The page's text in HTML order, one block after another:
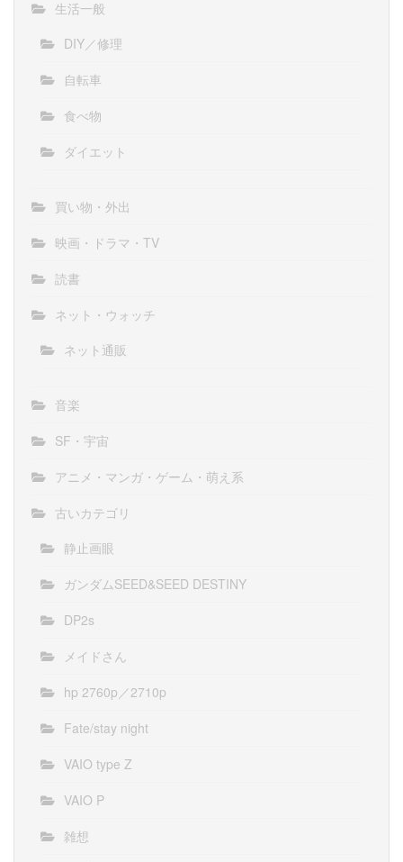
生活一般
DIY／修理
自転車
食べ物
ダイエット
買い物・外出
映画・ドラマ・TV
読書
ネット・ウォッチ
ネット通販
音楽
SF・宇宙
アニメ・マンガ・ゲーム・萌え系
古いカテゴリ
静止画眼
ガンダムSEED&SEED DESTINY
DP2s
メイドさん
hp 2760p／2710p
Fate/stay night
VAIO type Z
VAIO P
雑想